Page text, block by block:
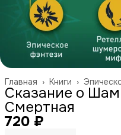
Книги ›
Главная ›
Сказание о
Смертная
720 ₽